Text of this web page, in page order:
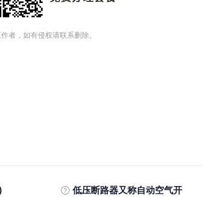
者，如有侵权请联系删除。
低压断路器又称自动空气开